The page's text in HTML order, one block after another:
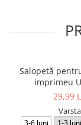
Salopetă
imprimeu
29,99
3-6 luni 1-3 luni